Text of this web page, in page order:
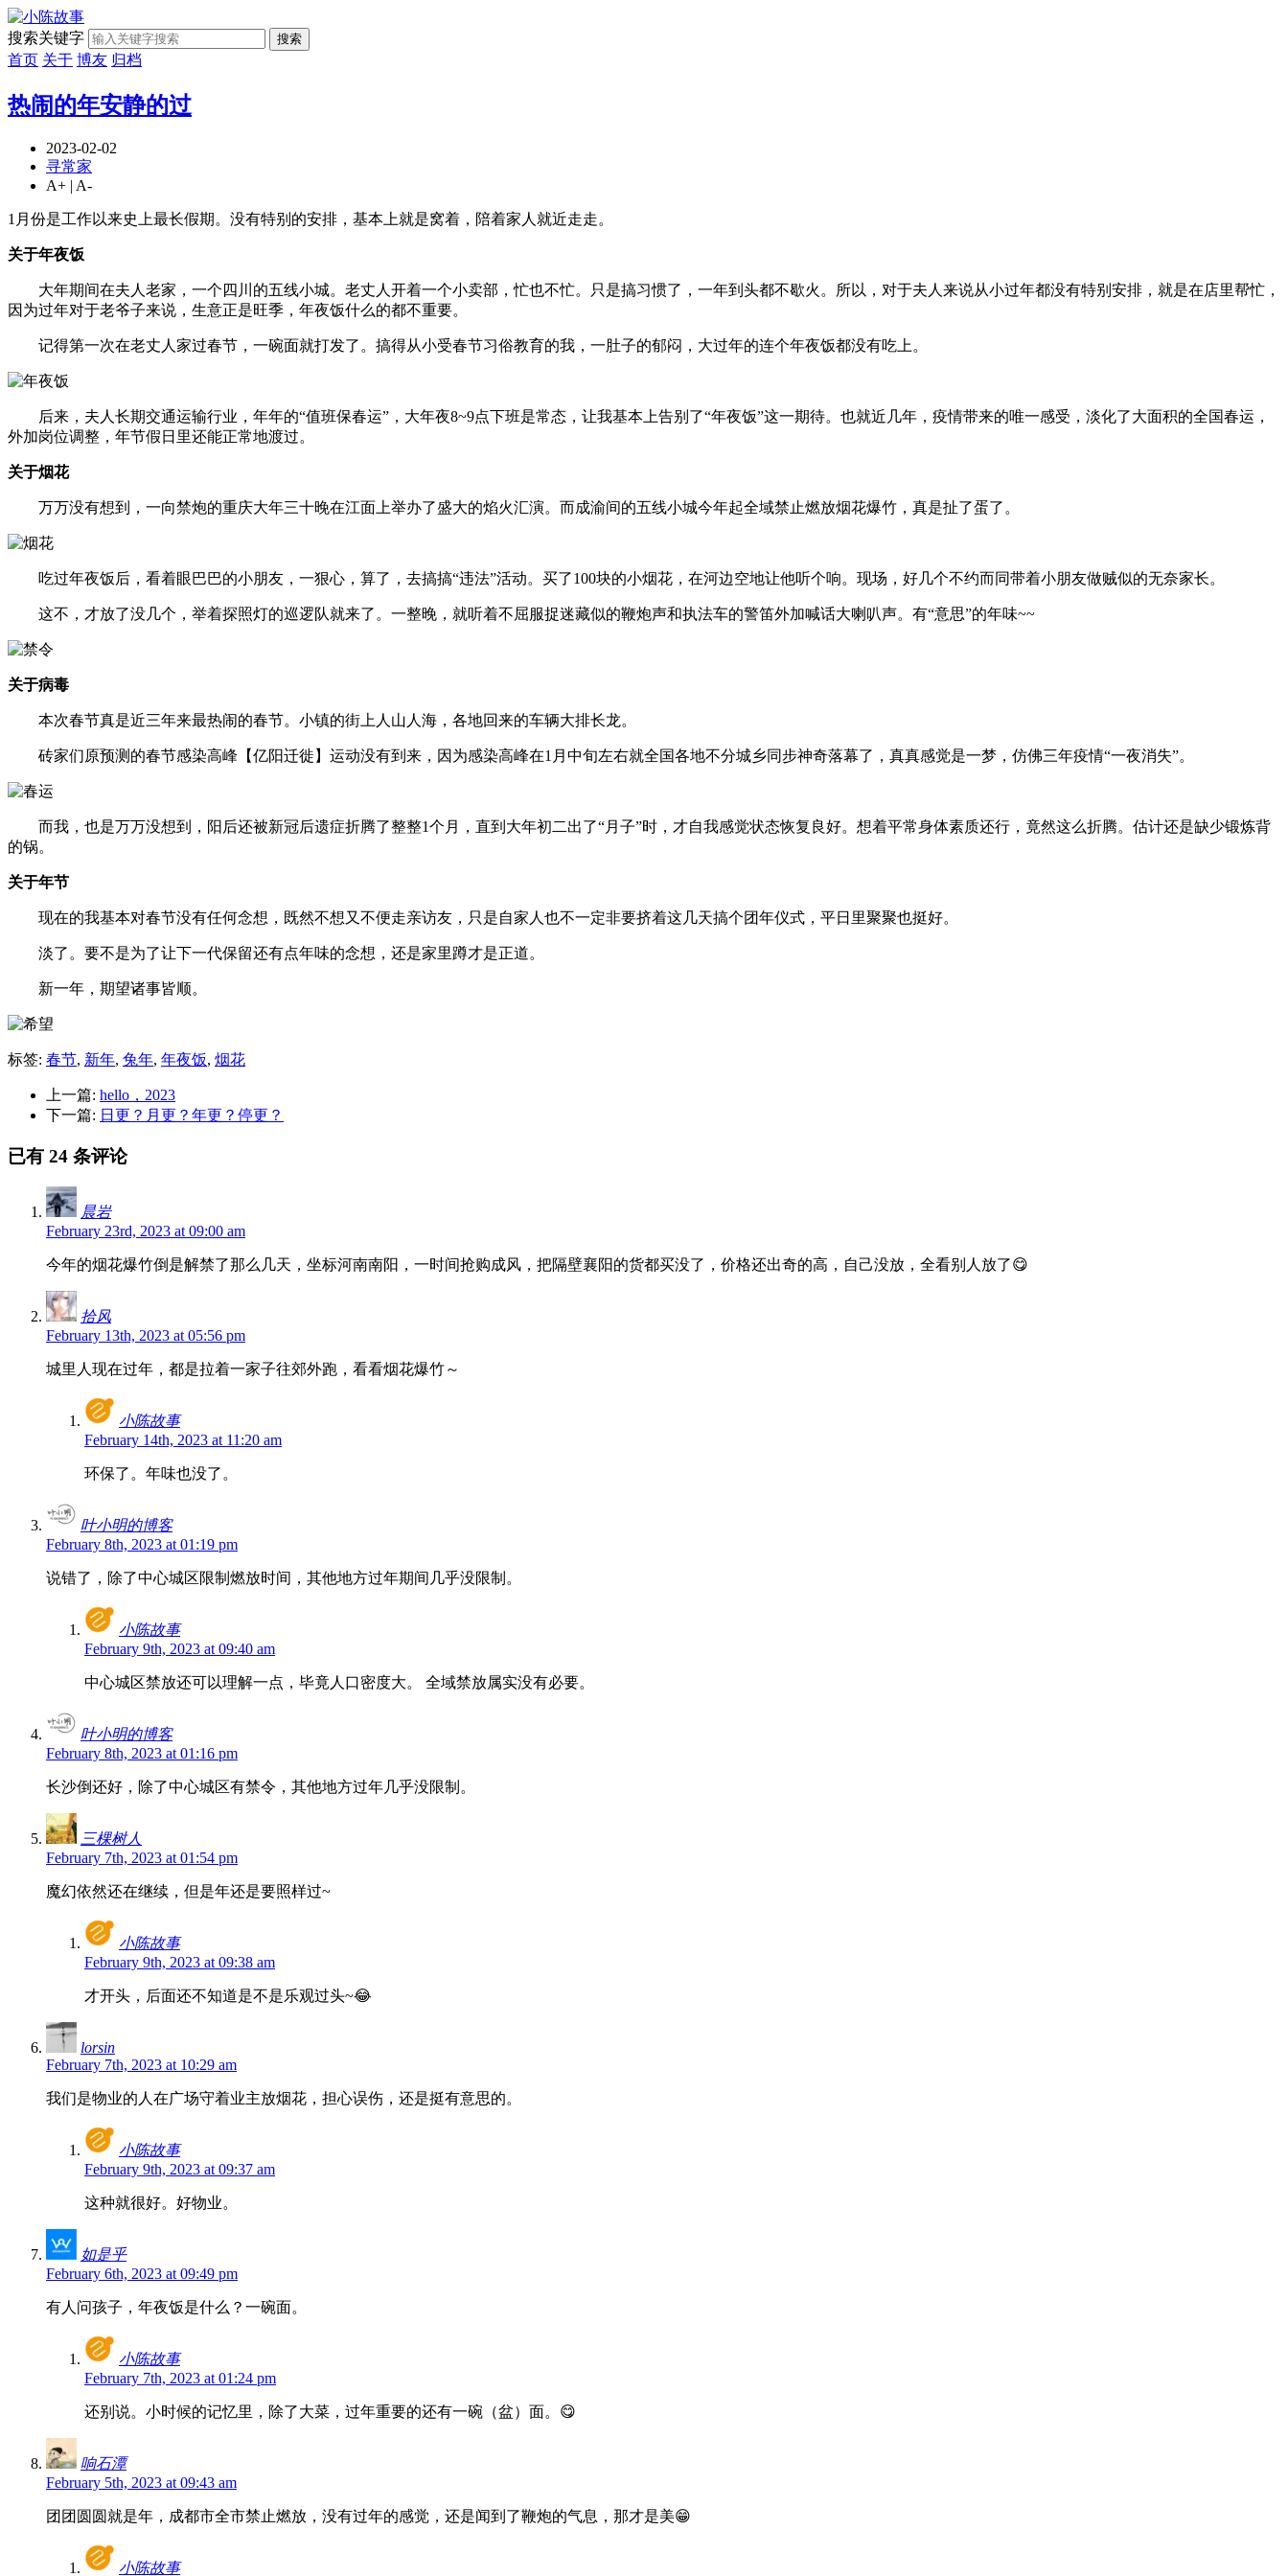
搜索关键字 搜索
首页 关于 博友 归档
热闹的年安静的过
2023-02-02
寻常家
A+ | A-
1月份是工作以来史上最长假期。没有特别的安排，基本上就是窝着，陪着家人就近走走。
关于年夜饭
大年期间在夫人老家，一个四川的五线小城。老丈人开着一个小卖部，忙也不忙。只是搞习惯了，一年到头都不歇火。所以，对于夫人来说从小过年都没有特别安排，就是在店里帮忙，
因为过年对于老爷子来说，生意正是旺季，年夜饭什么的都不重要。
记得第一次在老丈人家过春节，一碗面就打发了。搞得从小受春节习俗教育的我，一肚子的郁闷，大过年的连个年夜饭都没有吃上。
后来，夫人长期交通运输行业，年年的“值班保春运”，大年夜8~9点下班是常态，让我基本上告别了“年夜饭”这一期待。也就近几年，疫情带来的唯一感受，淡化了大面积的全国春运，
外加岗位调整，年节假日里还能正常地渡过。
关于烟花
万万没有想到，一向禁炮的重庆大年三十晚在江面上举办了盛大的焰火汇演。而成渝间的五线小城今年起全域禁止燃放烟花爆竹，真是扯了蛋了。
吃过年夜饭后，看着眼巴巴的小朋友，一狠心，算了，去搞搞“违法”活动。买了100块的小烟花，在河边空地让他听个响。现场，好几个不约而同带着小朋友做贼似的无奈家长。
这不，才放了没几个，举着探照灯的巡逻队就来了。一整晚，就听着不屈服捉迷藏似的鞭炮声和执法车的警笛外加喊话大喇叭声。有“意思”的年味~~
关于病毒
本次春节真是近三年来最热闹的春节。小镇的街上人山人海，各地回来的车辆大排长龙。
砖家们原预测的春节感染高峰【亿阳迁徙】运动没有到来，因为感染高峰在1月中旬左右就全国各地不分城乡同步神奇落幕了，真真感觉是一梦，仿佛三年疫情“一夜消失”。
而我，也是万万没想到，阳后还被新冠后遗症折腾了整整1个月，直到大年初二出了“月子”时，才自我感觉状态恢复良好。想着平常身体素质还行，竟然这么折腾。估计还是缺少锻炼背
的锅。
关于年节
现在的我基本对春节没有任何念想，既然不想又不便走亲访友，只是自家人也不一定非要挤着这几天搞个团年仪式，平日里聚聚也挺好。
淡了。要不是为了让下一代保留还有点年味的念想，还是家里蹲才是正道。
新一年，期望诸事皆顺。
标签: 春节, 新年, 兔年, 年夜饭, 烟花
上一篇: hello，2023
下一篇: 日更？月更？年更？停更？
已有 24 条评论
晨岩
February 23rd, 2023 at 09:00 am
今年的烟花爆竹倒是解禁了那么几天，坐标河南南阳，一时间抢购成风，把隔壁襄阳的货都买没了，价格还出奇的高，自己没放，全看别人放了😋
拾风
February 13th, 2023 at 05:56 pm
城里人现在过年，都是拉着一家子往郊外跑，看看烟花爆竹～
小陈故事
February 14th, 2023 at 11:20 am
环保了。年味也没了。
叶小明的博客
February 8th, 2023 at 01:19 pm
说错了，除了中心城区限制燃放时间，其他地方过年期间几乎没限制。
小陈故事
February 9th, 2023 at 09:40 am
中心城区禁放还可以理解一点，毕竟人口密度大。 全域禁放属实没有必要。
叶小明的博客
February 8th, 2023 at 01:16 pm
长沙倒还好，除了中心城区有禁令，其他地方过年几乎没限制。
三棵树人
February 7th, 2023 at 01:54 pm
魔幻依然还在继续，但是年还是要照样过~
小陈故事
February 9th, 2023 at 09:38 am
才开头，后面还不知道是不是乐观过头~😂
lorsin
February 7th, 2023 at 10:29 am
我们是物业的人在广场守着业主放烟花，担心误伤，还是挺有意思的。
小陈故事
February 9th, 2023 at 09:37 am
这种就很好。好物业。
如是乎
February 6th, 2023 at 09:49 pm
有人问孩子，年夜饭是什么？一碗面。
小陈故事
February 7th, 2023 at 01:24 pm
还别说。小时候的记忆里，除了大菜，过年重要的还有一碗（盆）面。😋
响石潭
February 5th, 2023 at 09:43 am
团团圆圆就是年，成都市全市禁止燃放，没有过年的感觉，还是闻到了鞭炮的气息，那才是美😁
小陈故事